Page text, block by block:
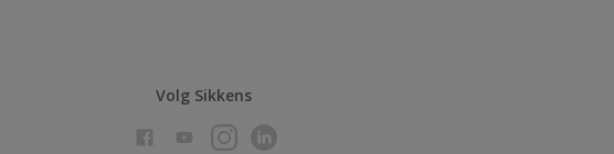
Volg Sikkens